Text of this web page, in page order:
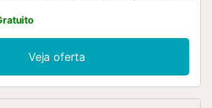
ventoinha. Cozinha aberta (forno,
de vitrocerâmica, torradeira, chaleira,
de café eléctrica), saída ao terraço.
de aquecimento. Móveis de terraço, móveis de
esplêndida ao mar. O alojamento
Veja oferta